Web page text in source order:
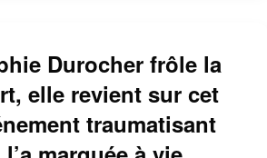
Durocher frôle la
elle revient sur cet
traumatisant